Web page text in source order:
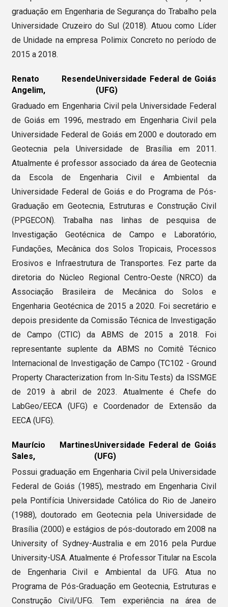
graduação em Engenharia de Segurança do Trabalho pela
Universidade Cruzeiro do Sul (2018). Atuou como Líder
de Unidade na empresa Polimix Concreto no período de
2015 a 2018.
Renato Resende
Angelim,
Universidade Federal de Goiás
(UFG)
Graduado em Engenharia Civil pela Universidade Federal
de Goiás em 1996, mestrado em Engenharia Civil pela
Universidade Federal de Goiás em 2000 e doutorado em
Geotecnia pela Universidade de Brasília em 2011.
Atualmente é professor associado da área de Geotecnia
da Escola de Engenharia Civil e Ambiental da
Universidade Federal de Goiás e do Programa de Pós-
Graduação em Geotecnia, Estruturas e Construção Civil
(PPGECON). Trabalha nas linhas de pesquisa de
Investigação Geotécnica de Campo e Laboratório,
Fundações, Mecânica dos Solos Tropicais, Processos
Erosivos e Infraestrutura de Transportes. Fez parte da
diretoria do Núcleo Regional Centro-Oeste (NRCO) da
Associação Brasileira de Mecânica do Solos e
Engenharia Geotécnica de 2015 a 2020. Foi secretário e
depois presidente da Comissão Técnica de Investigação
de Campo (CTIC) da ABMS de 2015 a 2018. Foi
representante suplente da ABMS no Comitê Técnico
Internacional de Investigação de Campo (TC102 - Ground
Property Characterization from In-Situ Tests) da ISSMGE
de 2019 à abril de 2023. Atualmente é Chefe do
LabGeo/EECA (UFG) e Coordenador de Extensão da
EECA (UFG).
Maurício Martines
Sales,
Universidade Federal de Goiás
(UFG)
Possui graduação em Engenharia Civil pela Universidade
Federal de Goiás (1985), mestrado em Engenharia Civil
pela Pontifícia Universidade Católica do Rio de Janeiro
(1988), doutorado em Geotecnia pela Universidade de
Brasília (2000) e estágios de pós-doutorado em 2008 na
University of Sydney-Australia e em 2016 pela Purdue
University-USA. Atualmente é Professor Titular na Escola
de Engenharia Civil e Ambiental da UFG. Atua no
Programa de Pós-Graduação em Geotecnia, Estruturas e
Construção Civil/UFG. Tem experiência na área de